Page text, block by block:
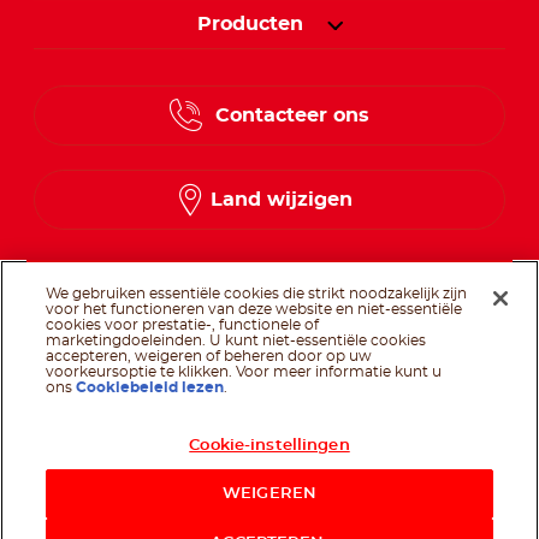
Producten
Contacteer ons
Land wijzigen
Volg ons op
@Ferrero 2026 ALLE RECHTEN VOORBEHOUDEN
We gebruiken essentiële cookies die strikt noodzakelijk zijn
voor het functioneren van deze website en niet-essentiële
cookies voor prestatie-, functionele of
marketingdoeleinden. U kunt niet-essentiële cookies
accepteren, weigeren of beheren door op uw
voorkeursoptie te klikken. Voor meer informatie kunt u
onsCookiebeleid lezen
Cookie-instellingen
WEIGEREN